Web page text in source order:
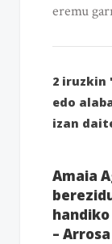
eremu
2 iruzkin
edo
izan
Amaia
– Arrosa